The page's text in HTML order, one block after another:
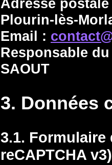
Adresse
Plourin-lès-
Email :
Responsable
SAOUT
3. Données
3.1.
reCAPTCHA v3)